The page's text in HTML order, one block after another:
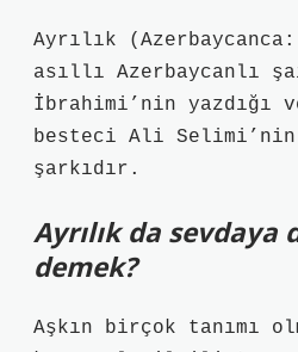
Ayrılık
asıllı Azerbaycanlı
İbrahimi’nin yazdığı
besteci Ali
şarkıdır.
Ayrılık da sevdaya
demek?
Aşkın birçok tanımı